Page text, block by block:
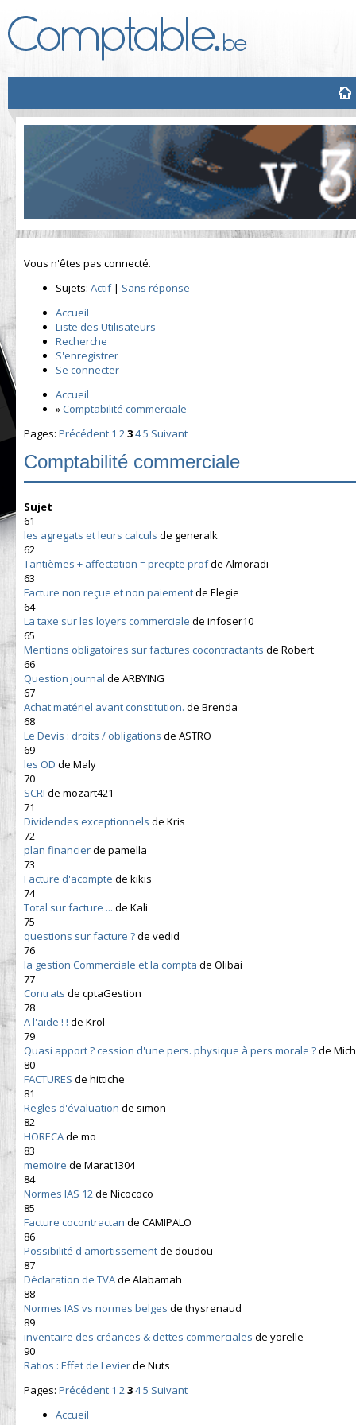
Vous n'êtes pas connecté.
Sujets: Actif| Sans réponse
Accueil
Liste des Utilisateurs
Recherche
S'enregistrer
Se connecter
Accueil
»Comptabilité commerciale
Pages: Précédent 1 2345 Suivant
Comptabilité commerciale
Sujet
61
les agregats et leurs calculs de generalk
62
Tantièmes + affectation = precpte profde Almoradi
63
Facture non reçue et non paiementde Elegie
64
La taxe sur les loyers commerciale de infoser10
65
Mentions obligatoires sur factures cocontractants de Robert
66
Question journal de ARBYING
67
Achat matériel avant constitution. de Brenda
68
Le Devis : droits / obligations de ASTRO
69
les OD de Maly
70
SCRI de mozart421
71
Dividendes exceptionnels de Kris
72
plan financierde pamella
73
Facture d'acompte de kikis
74
Total sur facture ... de Kali
75
questions sur facture ?de vedid
76
la gestion Commerciale et la compta de Olibai
77
Contrats de cptaGestion
78
A l'aide ! ! de Krol
79
Quasi apport ? cession d'une pers. physique à pers morale ?de
80
FACTURES de hittiche
81
Regles d'évaluation de simon
82
HORECAde mo
83
memoire de Marat1304
84
Normes IAS 12de Nicococo
85
Facture cocontractan de CAMIPALO
86
Possibilité d'amortissementde doudou
87
Déclaration de TVAde Alabamah
88
Normes IAS vs normes belges de thysrenaud
89
inventaire des créances & dettes commerciales de yorelle
90
Ratios : Effet de Levierde Nuts
Pages: Précédent 1 2345 Suivant
Accueil